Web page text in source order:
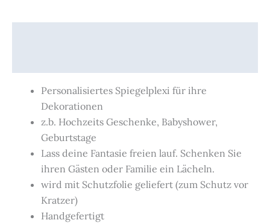
Personalisiertes Spiegelplexi für ihre
Dekorationen
z.b. Hochzeits Geschenke, Babyshower,
Geburtstage
Lass deine Fantasie freien lauf. Schenken Sie
ihren Gästen oder Familie ein Lächeln.
wird mit Schutzfolie geliefert (zum Schutz vor
Kratzer)
Handgefertigt